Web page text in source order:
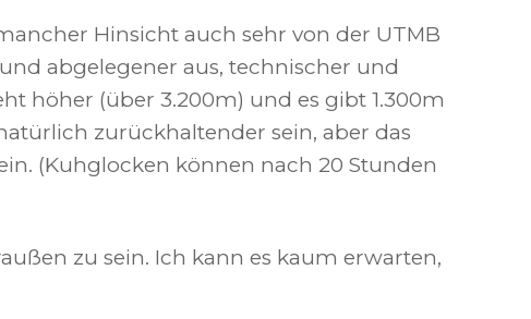
Hinsicht auch sehr von der UTMB
abgelegener aus, technischer und
höher (über 3.200m) und es gibt 1.300m
zurückhaltender sein, aber das
(Kuhglocken können nach 20 Stunden
zu sein. Ich kann es kaum erwarten,